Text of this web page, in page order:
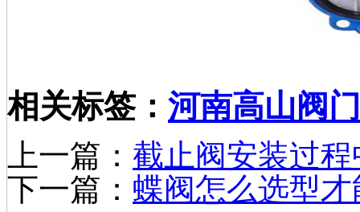
相关标签： 河南高山阀门
上一篇： 截止阀安装过
下一篇： 蝶阀怎么选型